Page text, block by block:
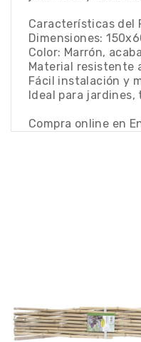
Características del
Dimensiones:
Color: Marrón,
Material resistente
Fácil instalación y
Ideal para
Compra online en